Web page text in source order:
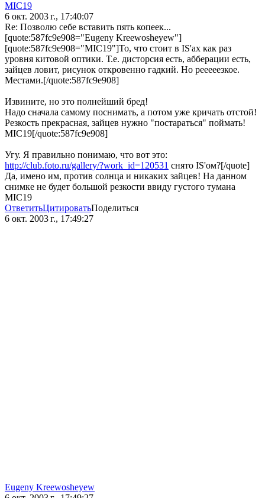
MIC19
6 окт. 2003 г., 17:40:07
Re: Позволю себе вставить пять копеек...
[quote:587fc9e908="Eugeny Kreewosheyew"]
[quote:587fc9e908="MIC19"]То, что стоит в IS'ах как раз
уровня китовой оптики. Т.е. дисторсия есть, абберации есть,
зайцев ловит, рисунок откровенно гадкий. Но рееееезкое.
Местами.[/quote:587fc9e908]
Извините, но это полнейший бред!
Надо сначала самому поснимать, а потом уже кричать отстой!
Резкость прекрасная, зайцев нужно "постараться" поймать!
MIC19[/quote:587fc9e908]
Угу. Я правильно понимаю, что вот это:
http://club.foto.ru/gallery/?work_id=120531 снято IS'ом?[/quote]
Да, имено им, против солнца и никаких зайцев! На данном
снимке не будет большой резкости ввиду густого тумана
MIC19
ОтветитьЦитироватьПоделиться
6 окт. 2003 г., 17:49:27
Eugeny Kreewosheyew